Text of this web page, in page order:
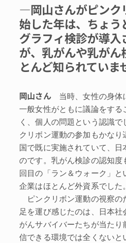
―岡山さんがピンク
始した年は、ちょう
グラフィ検診が導入
が、乳がんや乳がん
とんど知られていま
岡山さん当時、女性の身体
一般女性がともに議論をする
く、個人の問題という認識で
クリボン運動の参加もかなり
国で既に実施されていて、日
のです。乳がん検診の認知度
回目の「ラン＆ウォーク」と
企業はほとんど外資系でした。
ピンクリボン運動の視察の
足を運び感じたのは、日本社
がんサバイバーたちが当たり
信できる環境では全くないと